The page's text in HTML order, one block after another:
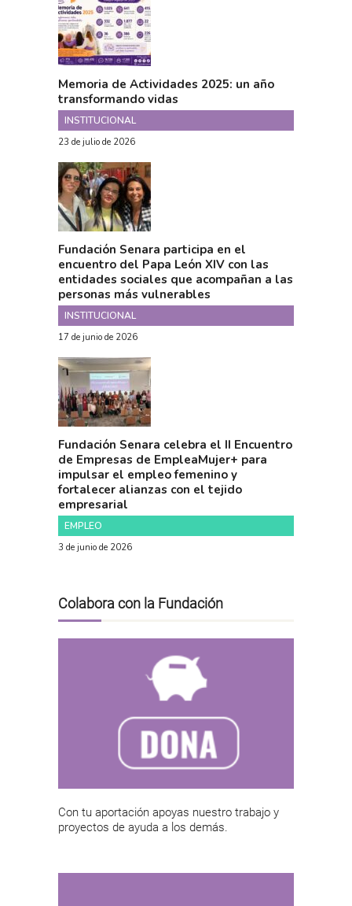
Memoria de Actividades 2025: un año
transformando vidas
INSTITUCIONAL
23 de julio de 2026
Fundación Senara participa en el
encuentro del Papa León XIV con las
entidades sociales que acompañan a las
personas más vulnerables
INSTITUCIONAL
17 de junio de 2026
Fundación Senara celebra el II Encuentro
de Empresas de EmpleaMujer+ para
impulsar el empleo femenino y
fortalecer alianzas con el tejido
empresarial
EMPLEO
3 de junio de 2026
Colabora con la Fundación
Con tu aportación apoyas nuestro trabajo y
proyectos de ayuda a los demás.